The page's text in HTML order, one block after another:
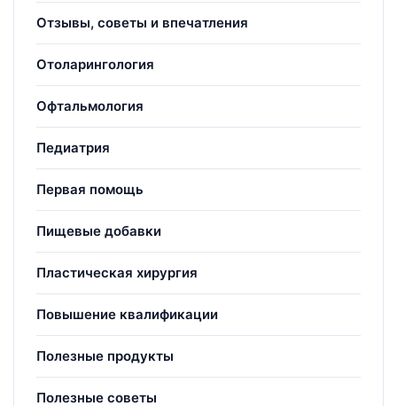
Отзывы, советы и впечатления
Отоларингология
Офтальмология
Педиатрия
Первая помощь
Пищевые добавки
Пластическая хирургия
Повышение квалификации
Полезные продукты
Полезные советы